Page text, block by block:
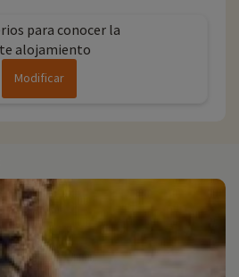
para conocer la
alojamiento
Modificar